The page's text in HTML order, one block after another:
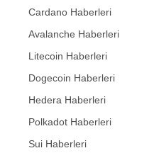
Cardano Haberleri
Avalanche Haberleri
Litecoin Haberleri
Dogecoin Haberleri
Hedera Haberleri
Polkadot Haberleri
Sui Haberleri